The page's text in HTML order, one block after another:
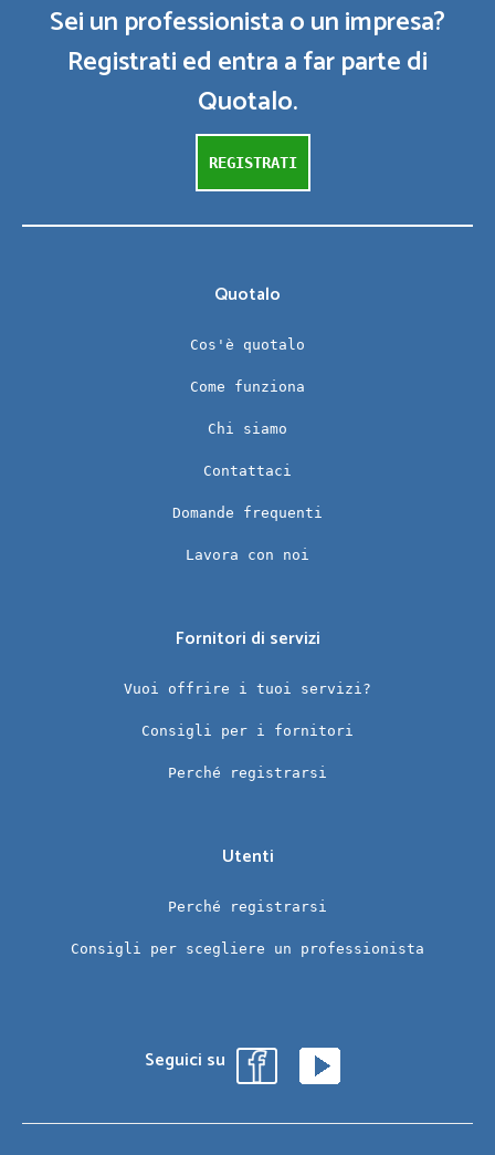
Sei un professionista o un impresa?
Registrati ed entra a far parte di
Quotalo.
REGISTRATI
Quotalo
Cos'è quotalo
Come funziona
Chi siamo
Contattaci
Domande frequenti
Lavora con noi
Fornitori di servizi
Vuoi offrire i tuoi servizi?
Consigli per i fornitori
Perché registrarsi
Utenti
Perché registrarsi
Consigli per scegliere un professionista
Seguici su